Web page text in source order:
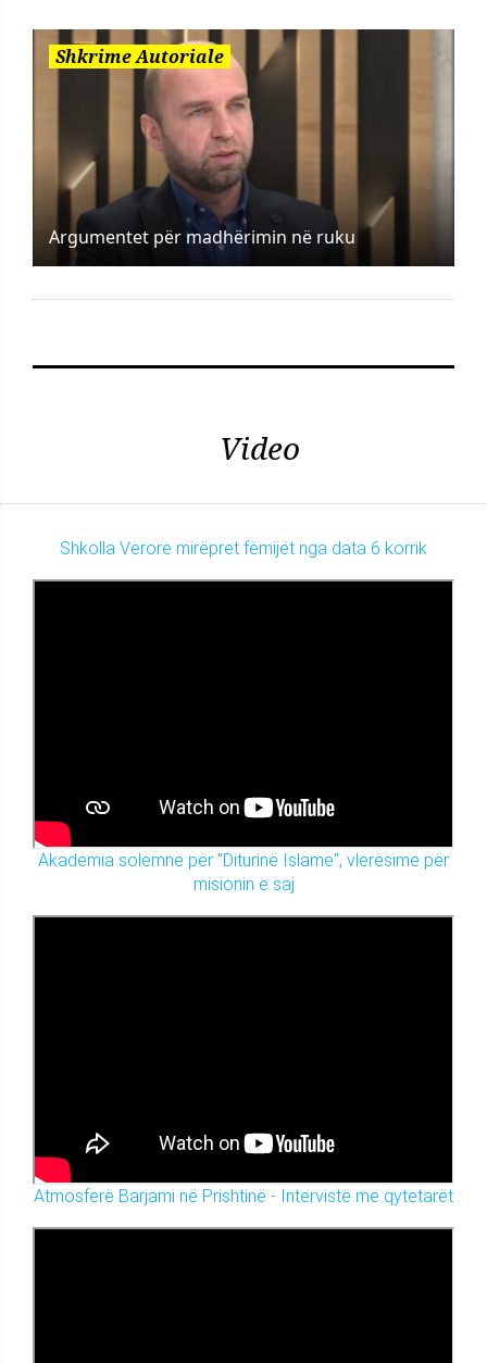
Shkrime Autoriale
Argumentet për madhërimin në ruku
Video
Shkolla Verore mirëpret fëmijët nga data 6 korrik
Akademia solemne për "Diturinë Islame", vlerësime për
misionin e saj
Atmosferë Barjami në Prishtinë - Intervistë me qytetarët